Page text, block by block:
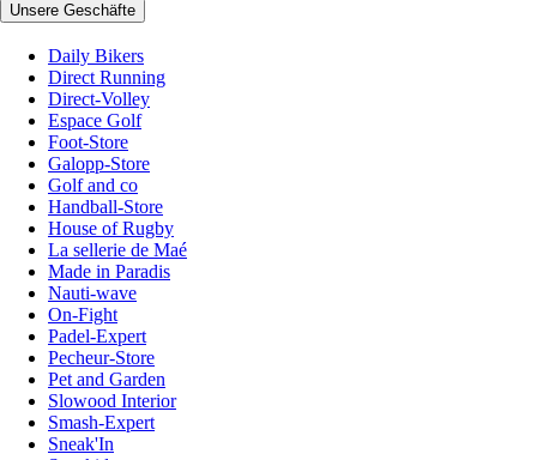
Unsere Geschäfte
Daily Bikers
Direct Running
Direct-Volley
Espace Golf
Foot-Store
Galopp-Store
Golf and co
Handball-Store
House of Rugby
La sellerie de Maé
Made in Paradis
Nauti-wave
On-Fight
Padel-Expert
Pecheur-Store
Pet and Garden
Slowood Interior
Smash-Expert
Sneak'In